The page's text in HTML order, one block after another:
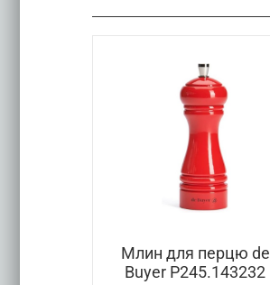
Млин для перцю de
Buyer P245.143232